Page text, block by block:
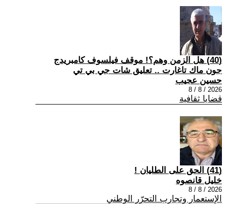
(40) هل الزمن وهم؟! موقف فيلسوف كامبريدج
جون ماك تاغارت .. تعليق شات جي بي تي
حسين عجيب
2026 / 8 / 8
قضايا ثقافية
(41) الحق على الطليان !
خليل قانصوه
2026 / 8 / 8
الإستعمار وتجارب التحرّر الوطني